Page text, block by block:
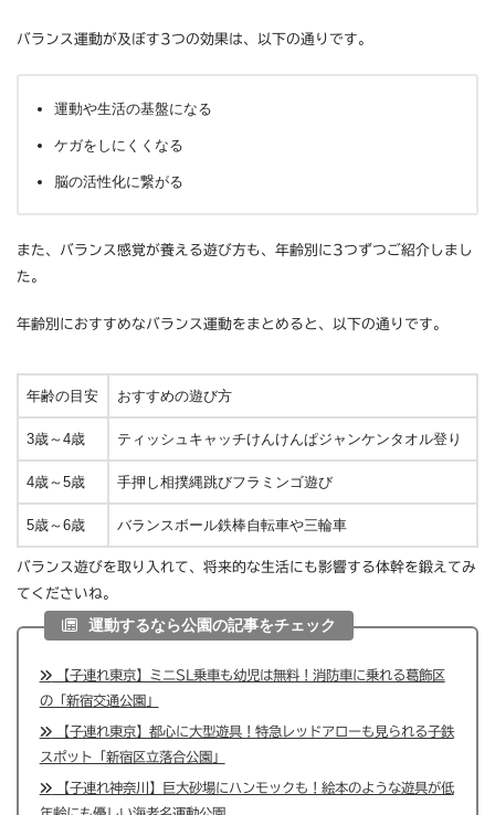
バランス運動が及ぼす3つの効果は、以下の通りです。
運動や生活の基盤になる
ケガをしにくくなる
脳の活性化に繋がる
また、バランス感覚が養える遊び方も、年齢別に3つずつご紹介しまし
た。
年齢別におすすめなバランス運動をまとめると、以下の通りです。
年齢の目安 おすすめの遊び方
3歳～4歳 ティッシュキャッチけんけんぱジャンケンタオル登り
4歳～5歳 手押し相撲縄跳びフラミンゴ遊び
5歳～6歳 バランスボール鉄棒自転車や三輪車
バランス遊びを取り入れて、将来的な生活にも影響する体幹を鍛えてみ
てくださいね。
運動するなら公園の記事をチェック
【子連れ東京】ミニSL乗車も幼児は無料！消防車に乗れる葛飾区
の「新宿交通公園」
【子連れ東京】都心に大型遊具！特急レッドアローも見られる子鉄
スポット「新宿区立落合公園」
【子連れ神奈川】巨大砂場にハンモックも！絵本のような遊具が低